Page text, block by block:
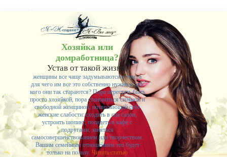
Хозяйка или
домработница?
Устав от такой жизни,
женщины все чаще задумываются о том, а
для чего им все это собственно нужно и для
кого они так стараются? Пора перестать быть
просто хозяйкой, пора становиться сильной и
свободной женщиной, позволяющей себе
женские слабости: сходить в спа салон,
устроить шопинг, посидеть в кафе с
подругами, заняться
самосовершенствованием или творчеством.
Вашим семейным отношениям это будет
только на пользу. Читать статью